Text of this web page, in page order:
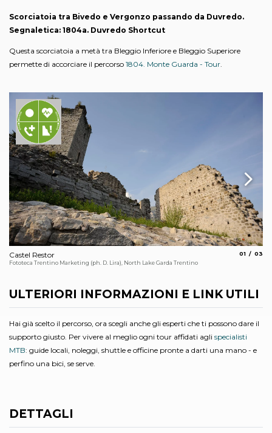
Scorciatoia tra Bivedo e Vergonzo passando da Duvredo.
Segnaletica: 1804a. Duvredo Shortcut
Questa scorciatoia a metà tra Bleggio Inferiore e Bleggio Superiore
permette di accorciare il percorso 1804. Monte Guarda - Tour
Castel Restor
Fototeca Trentino Marketing (ph. D. Lira), North Lake Garda Trentino
01 03
ULTERIORI INFORMAZIONI E LINK UTILI
Hai già scelto il percorso, ora scegli anche gli esperti che ti possono dare il
supporto giusto. Per vivere al meglio ogni tour affidati agli specialisti
MTB: guide locali, noleggi, shuttle e officine pronte a darti una mano - e
perfino una bici, se serve.
DETTAGLI